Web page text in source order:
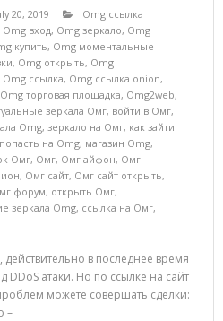
20, 2019
Omg ссылка
Omg вход, Omg зеркало, Omg
купить, Omg моментальные
, Omg открыть, Omg
Omg ссылка, Omg ссылка onion,
Omg торговая площадка, Omg2web,
зеркала Омг, войти в Омг,
Omg, зеркало на Омг, как зайти
на Omg, магазин Omg,
Омг, Омг, Омг айфон, Омг
, Омг сайт, Омг сайт открыть,
форум, открыть Омг,
зеркала Omg, ссылка на Омг,
в последнее время
DDoS атаки. Но по ссылке на сайт
можете совершать сделки:
–